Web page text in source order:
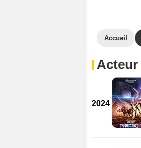
Accueil
Acteur
2024